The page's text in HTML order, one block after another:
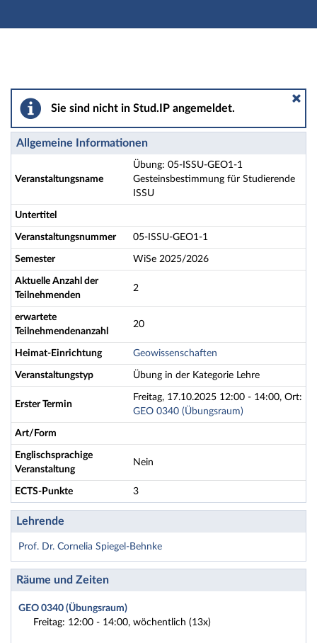
Hauptnavigation
Übung: 05-ISSU-GEO1-1 Gesteinsbestimmung für
Sie sind nicht in Stud.IP angemeldet.
Allgemeine Informationen
Veranstaltungsname
Übung: 05-ISSU-GEO1-1
Gesteinsbestimmung für Studierende
ISSU
Untertitel
Veranstaltungsnummer 05-ISSU-GEO1-1
Semester WiSe 2025/2026
Aktuelle Anzahl der
Teilnehmenden
2
erwartete
Teilnehmendenanzahl
20
Heimat-Einrichtung Geowissenschaften
Veranstaltungstyp Übung in der Kategorie Lehre
Erster Termin
Freitag, 17.10.2025 12:00 - 14:00, Ort:
GEO 0340 (Übungsraum)
Art/Form
Englischsprachige
Veranstaltung
Nein
ECTS-Punkte 3
Lehrende
Prof. Dr. Cornelia Spiegel-Behnke
Räume und Zeiten
GEO 0340 (Übungsraum)
Freitag: 12:00 - 14:00, wöchentlich (13x)